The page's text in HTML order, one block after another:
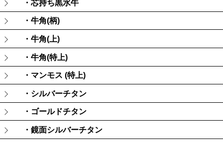
・芯持ち黒水牛
・牛角(柄)
・牛角(上)
・牛角(特上)
・マンモス (特上)
・シルバーチタン
・ゴールドチタン
・鏡面シルバーチタン